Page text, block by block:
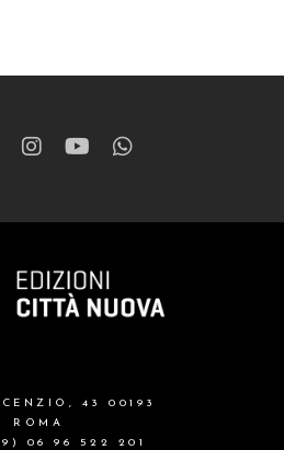
43 00193
ROMA
06 96 522 201